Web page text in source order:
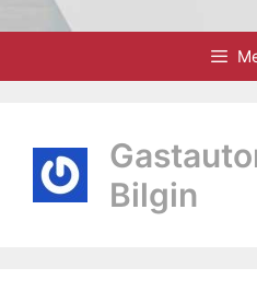
Bilgin